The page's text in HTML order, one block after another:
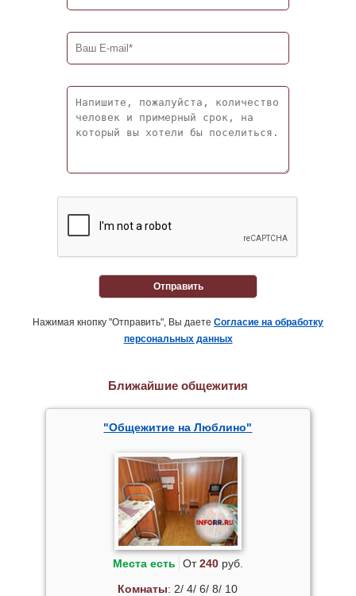
Отправить
Нажимая кнопку "Отправить", Вы даете Согласие на обработку
персональных данных
Ближайшие общежития
"Общежитие на Люблино"
Места есть От240руб.
Комнаты: 2/ 4/ 6/ 8/ 10